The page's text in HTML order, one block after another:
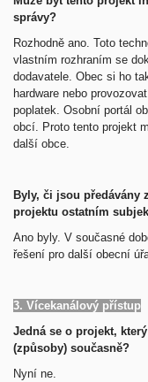
správy?
Rozhodně ano. Toto
vlastním rozhraním se
dodavatele. Obec si ho
hardware nebo
poplatek. Osobní portál
obcí. Proto tento projekt
další obce.
Byly, či jsou předávány
projektu ostatním
Ano byly. V současné
řešení pro další obecní
3. Vícekanálový přístup
Jedná se o projekt,
(způsoby) současně?
Nyní ne.